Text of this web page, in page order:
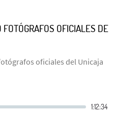
OFICIALES DE
oficiales del Unicaja